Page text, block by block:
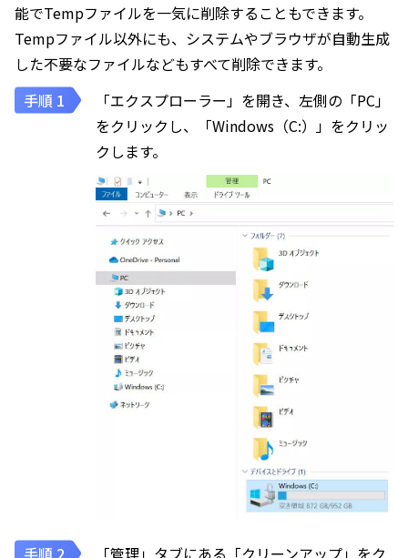
能でTempファイルを一気に削除することもできます。
Tempファイル以外にも、システムやブラウザが自動生成
した不要なファイルなどもすべて削除できます。
「エクスプローラー」を開き、左側の「PC」
をクリックし、「Windows（C:）」をクリッ
クします。
「管理」タブにある「クリーンアップ」をク